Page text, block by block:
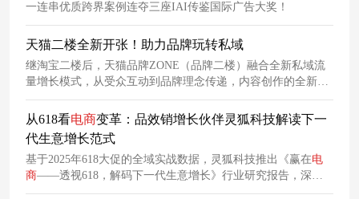
一连串优质跨界案例连夺三座IAI传鉴国际广告大奖！
天猫二楼全新开张！助力品牌玩转私域
继淘宝二楼后，天猫品牌ZONE（品牌二楼）融合全新私域流
量增长模式，从受众互动到品牌理念传递，内容创作的全新空
间为品牌提供了全新的中心营销阵地。
从618看电商变革：品效销增长伙伴灵狐科技解读下一
代生意增长范式
基于2025年618大促的全域实战数据，灵狐科技推出《赢在电
商——透视618，解码下一代生意增长》行业研究报告，深度
融合3C、美妆、快消等多核心品类头部品牌的618实战经验，